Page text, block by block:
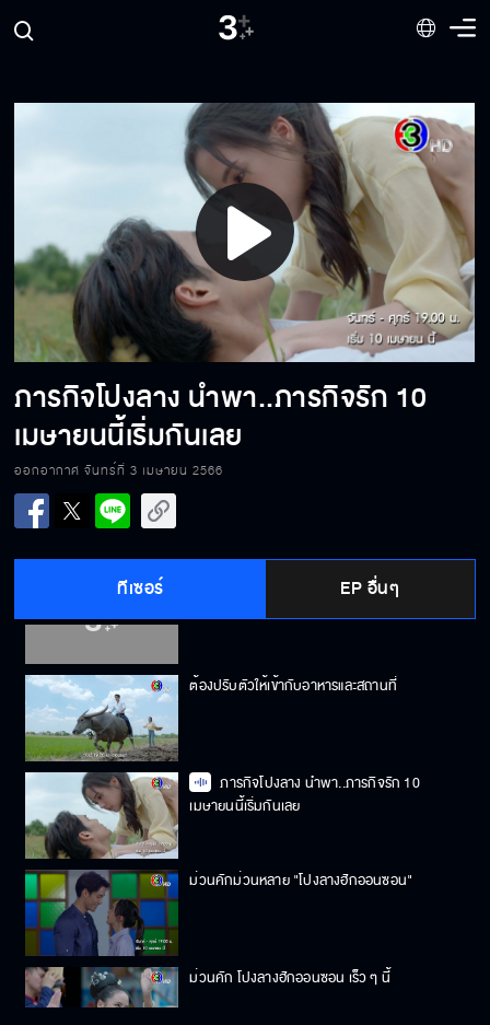
Play
Video
ภารกิจโปงลาง นำพา..ภารกิจรัก 10
เมษายนนี้เริ่มกันเลย
ออกอากาศ จันทร์ที่ 3 เมษายน 2566
ทีเซอร์ EP อื่นๆ
สะดุดรักที่คันนา
แลกเปลี่ยนข้อมูล
ยังมีหน้ามาเหยียบที่นี่อีกหรอ
คิดจะทำอะไรกันแน่!!
ต้องปรับตัวให้เข้ากับอาหารและสถานที่
ภารกิจโปงลาง นำพา..ภารกิจรัก 10
เมษายนนี้เริ่มกันเลย
ม่วนคักม่วนหลาย "โปงลางฮักออนซอน"
ม่วนคัก โปงลางฮักออนซอน เร็ว ๆ นี้